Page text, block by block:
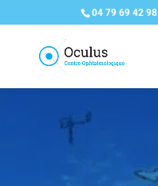
04 79 69 42 98